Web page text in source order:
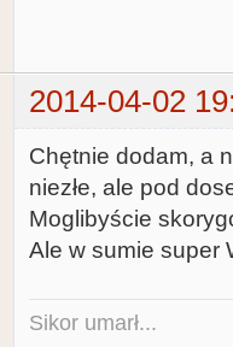
2014-04-02
Chętnie dodam, a
niezłe, ale pod
Moglibyście
Ale w sumie super
Sikor umarł...